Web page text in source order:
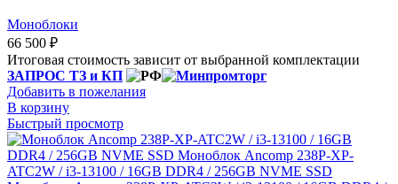
Моноблоки
66 500 ₽
Итоговая стоимость зависит от выбранной комплектации
ЗАПРОС ТЗ и КП
Добавить в пожелания
В корзину
Быстрый просмотр